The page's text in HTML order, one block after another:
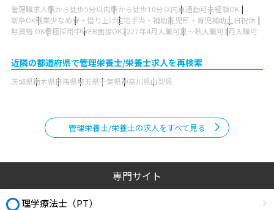
管理職求人 駅から徒歩5分以内駅から徒歩10分以内車通勤可未経験OK
新卒OK残業少なめ寮・借り上げ住宅手当・補助託児所・育児補助土日祝休
無資格 OK積極採用中WEB面接OK2027年4月入職可夏～秋入職可1月入職可
近隣の都道府県で管理栄養士/栄養士求人を再検索
茨城県栃木県群馬県埼玉県千葉県神奈川県山梨県
管理栄養士/栄養士の求人をすべて見る
専門サイト
理学療法士（PT）